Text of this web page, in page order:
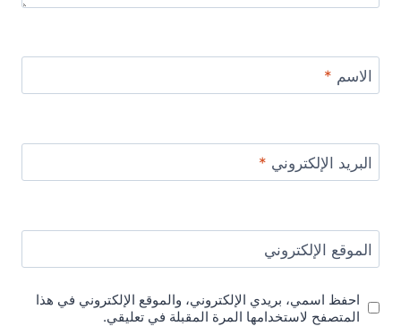
الاسم *
البريد الإلكتروني *
الموقع الإلكتروني
احفظ اسمي، بريدي الإلكتروني، والموقع الإلكتروني في هذا
المتصفح لاستخدامها المرة المقبلة في تعليقي.